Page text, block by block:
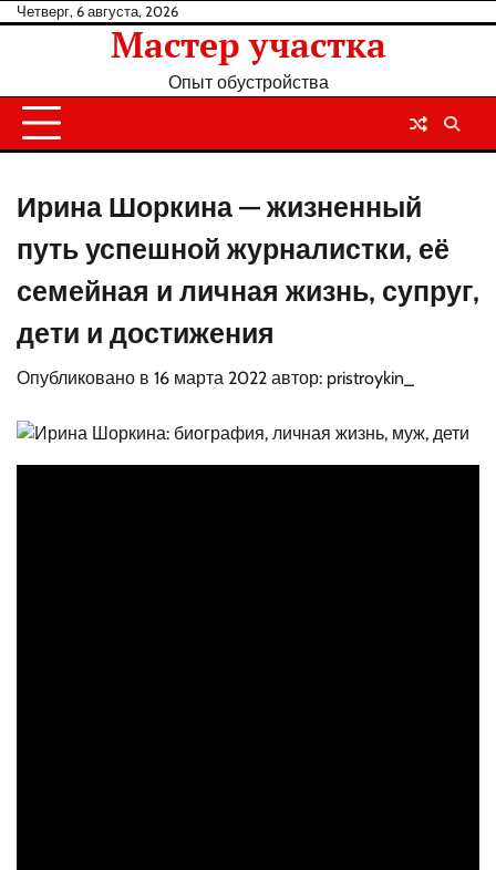
Перейти
Четверг, 6 августа, 2026
Мастер участка
Опыт обустройства
Ирина Шоркина — жизненный
путь успешной журналистки, её
семейная и личная жизнь, супруг,
дети и достижения
Опубликовано в 16 марта 2022 автор: pristroykin_